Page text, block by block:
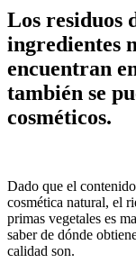
Los residuos
ingredientes
encuentran
también se
cosméticos.
Dado que el
cosmética natural, el
primas vegetales es
saber de dónde
calidad son.